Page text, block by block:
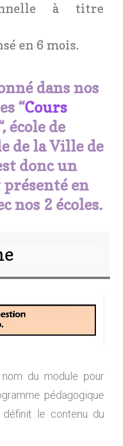
à titre
en 6 mois.
dans nos
“Cours
école de
de la Ville de
donc un
en
nos 2 écoles.
du module pour
pédagogique
définit le contenu du